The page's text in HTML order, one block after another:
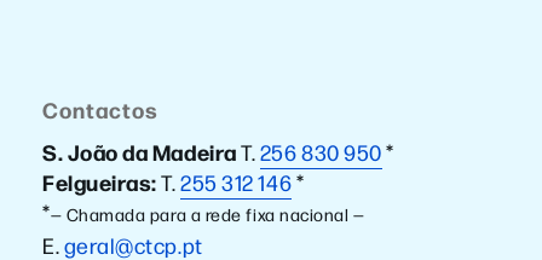
Contactos
S. João da MadeiraT.256 830 950*
Felgueiras:T.255 312 146*
*— Chamada para a rede fixa nacional —
E.geral@ctcp.pt